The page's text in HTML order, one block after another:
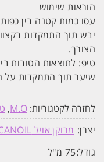
הוראות שימוש
עסו כמות קטנה בין
יבש תוך התמקדות
הצורך.
טיפ: לתוצאות הטובות
שיער תוך התמקדות על
לחזרה לקטגוריות: M.O
,
יצרן: מרוקן אויל MOROCCANOIL
גודל:75 מ"ל